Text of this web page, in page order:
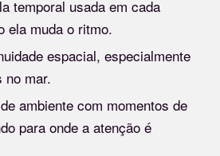
temporal usada em cada
ela muda o ritmo.
espacial, especialmente
no mar.
ambiente com momentos de
para onde a atenção é